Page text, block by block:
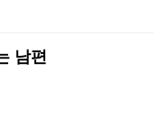
남편